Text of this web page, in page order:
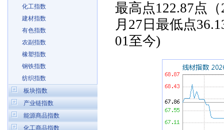
化工指数
建材指数
有色指数
农副指数
橡塑指数
钢铁指数
纺织指数
板块指数
产业链指数
能源商品指数
化工商品指数
最高点122.87点
月27日最低点
01至今)